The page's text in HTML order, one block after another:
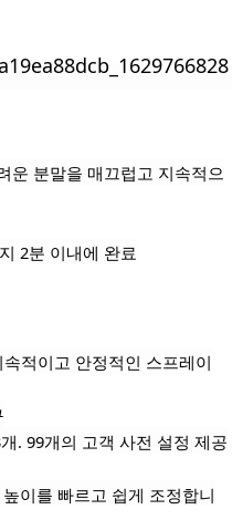
운 분말을 매끄럽고 지속적으
2분 이내에 완료
적이고 안정적인 스프레이
. 99개의 고객 사전 설정 제공
이를 빠르고 쉽게 조정합니